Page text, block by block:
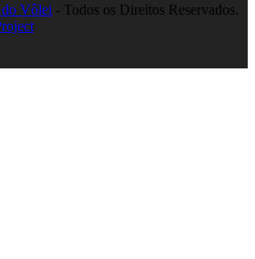
do Vôlei - Todos os Direitos Reservados.